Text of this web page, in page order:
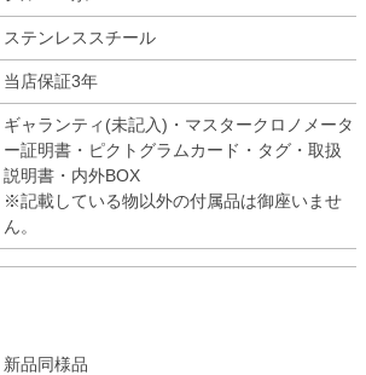
ステンレススチール
当店保証3年
ギャランティ(未記入)・マスタークロノメータ
ー証明書・ピクトグラムカード・タグ・取扱
説明書・内外BOX
※記載している物以外の付属品は御座いませ
ん。
品同様品